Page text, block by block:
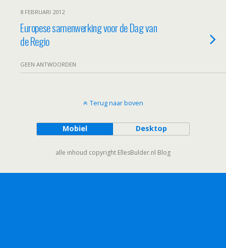
8 FEBRUARI 2012
Europese samenwerking voor de Dag van
de Regio
GEEN ANTWOORDEN
Terug naar boven
Mobiel Desktop
alle inhoud copyright EllesBulder.nl Blog